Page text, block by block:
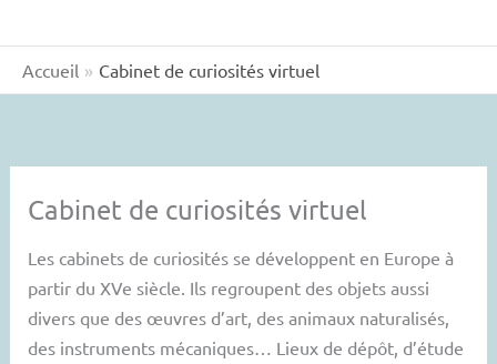
Accueil Cabinet de curiosités virtuel
Cabinet de curiosités virtuel
Les cabinets de curiosités se développent en Europe à
partir du XVe siècle. Ils regroupent des objets aussi
divers que des œuvres d’art, des animaux naturalisés,
des instruments mécaniques… Lieux de dépôt, d’étude